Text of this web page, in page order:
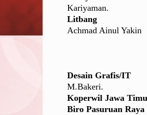
Kariyaman.
Litbang
Achmad Ainul Yakin
Desain Grafis/IT
M.Bakeri.
Koperwil Jawa
Biro Pasuruan Raya